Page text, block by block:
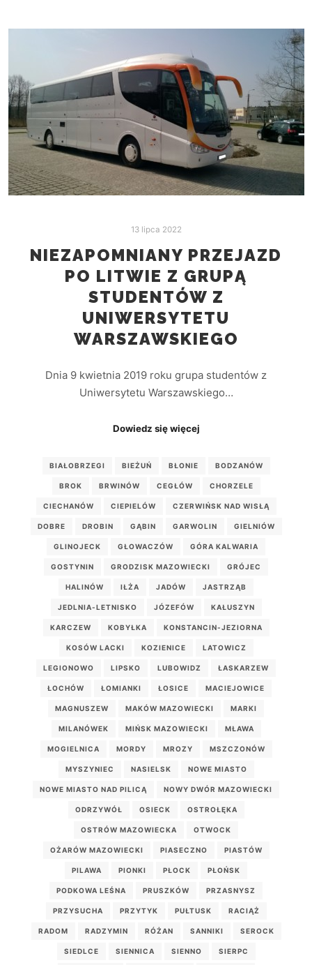
13 lipca 2022
NIEZAPOMNIANY PRZEJAZD
PO LITWIE Z GRUPĄ
STUDENTÓW Z
UNIWERSYTETU
WARSZAWSKIEGO
Dnia 9 kwietnia 2019 roku grupa studentów z
Uniwersytetu Warszawskiego…
Dowiedz się więcej
BIAŁOBRZEGI BIEŻUŃ BŁONIE BODZANÓW
BROK BRWINÓW CEGŁÓW CHORZELE
CIECHANÓW CIEPIELÓW CZERWIŃSK NAD WISŁĄ
DOBRE DROBIN GĄBIN GARWOLIN GIELNIÓW
GLINOJECK GŁOWACZÓW GÓRA KALWARIA
GOSTYNIN GRODZISK MAZOWIECKI GRÓJEC
HALINÓW IŁŻA JADÓW JASTRZĄB
JEDLNIA-LETNISKO JÓZEFÓW KAŁUSZYN
KARCZEW KOBYŁKA KONSTANCIN-JEZIORNA
KOSÓW LACKI KOZIENICE LATOWICZ
LEGIONOWO LIPSKO LUBOWIDZ ŁASKARZEW
ŁOCHÓW ŁOMIANKI ŁOSICE MACIEJOWICE
MAGNUSZEW MAKÓW MAZOWIECKI MARKI
MILANÓWEK MIŃSK MAZOWIECKI MŁAWA
MOGIELNICA MORDY MROZY MSZCZONÓW
MYSZYNIEC NASIELSK NOWE MIASTO
NOWE MIASTO NAD PILICĄ NOWY DWÓR MAZOWIECKI
ODRZYWÓŁ OSIECK OSTROŁĘKA
OSTRÓW MAZOWIECKA OTWOCK
OŻARÓW MAZOWIECKI PIASECZNO PIASTÓW
PILAWA PIONKI PŁOCK PŁOŃSK
PODKOWA LEŚNA PRUSZKÓW PRZASNYSZ
PRZYSUCHA PRZYTYK PUŁTUSK RACIĄŻ
RADOM RADZYMIN RÓŻAN SANNIKI SEROCK
SIEDLCE SIENNICA SIENNO SIERPC